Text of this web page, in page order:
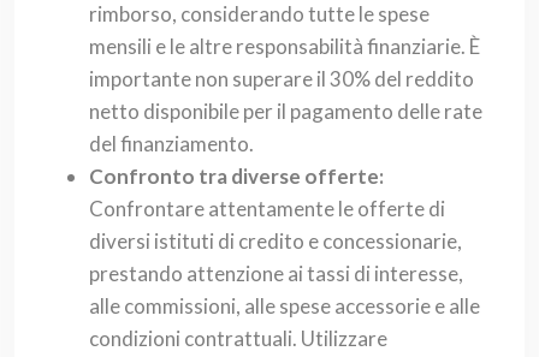
rimborso, considerando tutte le spese
mensili e le altre responsabilità finanziarie. È
importante non superare il 30% del reddito
netto disponibile per il pagamento delle rate
del finanziamento.
Confronto tra diverse offerte:
Confrontare attentamente le offerte di
diversi istituti di credito e concessionarie,
prestando attenzione ai tassi di interesse,
alle commissioni, alle spese accessorie e alle
condizioni contrattuali. Utilizzare